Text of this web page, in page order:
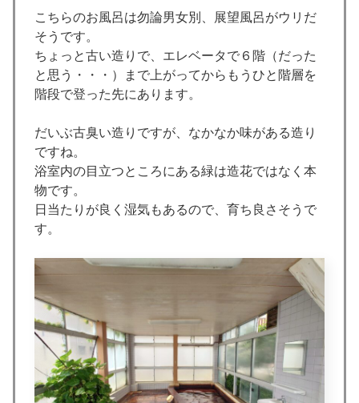
こちらのお風呂は勿論男女別、展望風呂がウリだ
そうです。
ちょっと古い造りで、エレベータで６階（だった
と思う・・・）まで上がってからもうひと階層を
階段で登った先にあります。
だいぶ古臭い造りですが、なかなか味がある造り
ですね。
浴室内の目立つところにある緑は造花ではなく本
物です。
日当たりが良く湿気もあるので、育ち良さそうで
す。